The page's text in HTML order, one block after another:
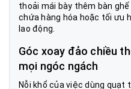
thoải mái bày thêm bàn
chứa hàng hóa hoặc tối ưu
lao động.
Góc xoay đảo chiều
mọi ngóc ngách
Nỗi khổ của việc dùng